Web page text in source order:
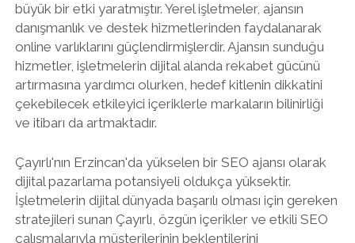
büyük bir etki yaratmıştır. Yerel işletmeler, ajansın
danışmanlık ve destek hizmetlerinden faydalanarak
online varlıklarını güçlendirmişlerdir. Ajansın sunduğu
hizmetler, işletmelerin dijital alanda rekabet gücünü
artırmasına yardımcı olurken, hedef kitlenin dikkatini
çekebilecek etkileyici içeriklerle markaların bilinirliği
ve itibarı da artmaktadır.
Çayırlı'nın Erzincan'da yükselen bir SEO ajansı olarak
dijital pazarlama potansiyeli oldukça yüksektir.
İşletmelerin dijital dünyada başarılı olması için gereken
stratejileri sunan Çayırlı, özgün içerikler ve etkili SEO
çalışmalarıyla müşterilerinin beklentilerini